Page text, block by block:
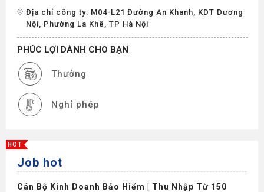
Địa chỉ công ty: M04-L21 Đường An Khanh, KDT Dương
Nội, Phường La Khê, TP Hà Nội
PHÚC LỢI DÀNH CHO BẠN
Thưởng
Nghỉ phép
HOT
Job hot
Cán Bộ Kinh Doanh Bảo Hiểm | Thu Nhập Từ 150